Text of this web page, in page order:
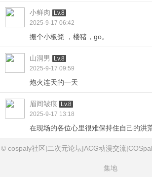
小鲜肉 Lv.8
2025-9-17 06:42
搬个小板凳 ，楼猪，go。
山洞男 Lv.8
2025-9-17 09:59
炮火连天的一天
眉间皱痕 Lv.8
2025-9-17 13:18
在现场的各位心里很难保持住自己的洪
© cospaly社区|二次元论坛|ACG动漫交流
集地